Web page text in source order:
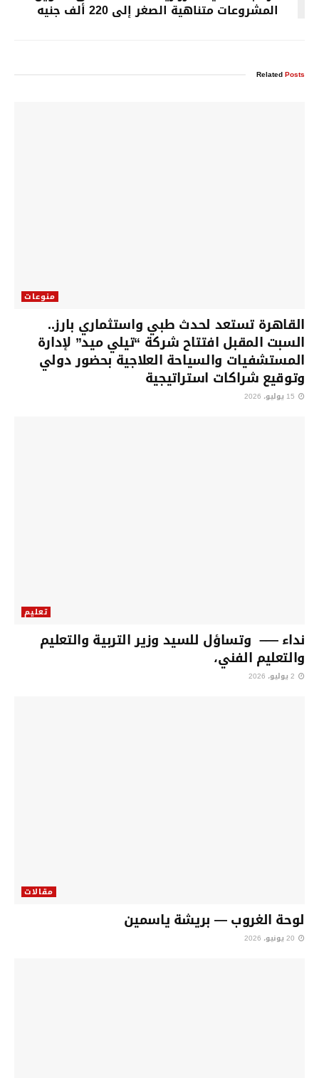
المشروعات متناهية الصغر إلى 220 ألف جنيه
RelatedPosts
منوعات
القاهرة تستعد لحدث طبي واستثماري بارز..
السبت المقبل افتتاح شركة “تيلي ميد” لإدارة
المستشفيات والسياحة العلاجية بحضور دولي
وتوقيع شراكات استراتيجية
تعليم
نداء —– وتساؤل للسيد وزير التربية والتعليم
والتعليم الفني،
مقالات
لوحة الغروب — بريشة ياسمين